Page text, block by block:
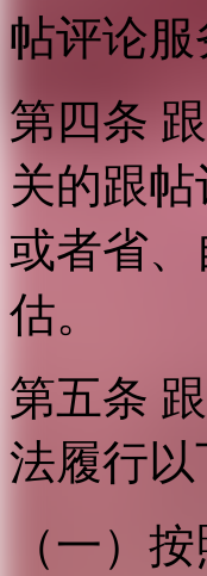
帖评论服
第四条
关的跟
或者省
估。
第五条
法履行以
（一）